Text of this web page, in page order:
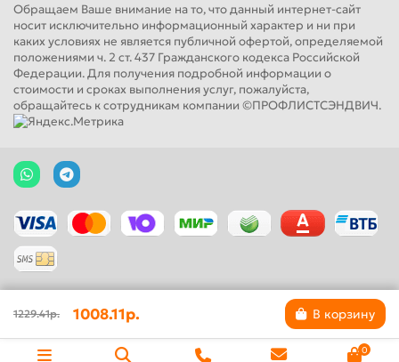
Обращаем Ваше внимание на то, что данный интернет-сайт
носит исключительно информационный характер и ни при
каких условиях не является публичной офертой, определяемой
положениями ч. 2 ст. 437 Гражданского кодекса Российской
Федерации. Для получения подробной информации о
стоимости и сроках выполнения услуг, пожалуйста,
обращайтесь к сотрудникам компании ©ПРОФЛИСТСЭНДВИЧ.
1229.41р. 1008.11р. В корзину
0